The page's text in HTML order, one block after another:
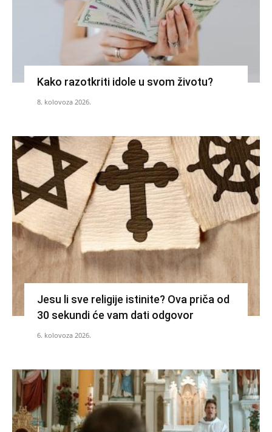
Kako razotkriti idole u svom životu?
8. kolovoza 2026.
Jesu li sve religije istinite? Ova priča od
30 sekundi će vam dati odgovor
6. kolovoza 2026.